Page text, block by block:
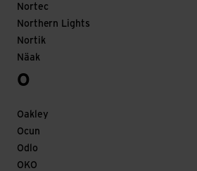
Nortec
Northern Lights
Nortik
Näak
O
Oakley
Ocun
Odlo
OKO